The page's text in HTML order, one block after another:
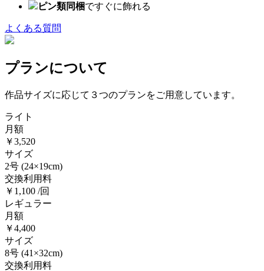
ピン類同梱ですぐに飾れる
よくある質問
プランについて
作品サイズに応じて３つのプランをご用意しています。
ライト
月額
￥3,520
サイズ
2号 (24×19cm)
交換利用料
￥1,100 /回
レギュラー
月額
￥4,400
サイズ
8号 (41×32cm)
交換利用料